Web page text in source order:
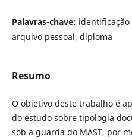
Palavras-chave:
arquivo pessoal, diploma
Resumo
O objetivo deste trabalho é
do estudo sobre tipologia
sob a guarda do MAST, por